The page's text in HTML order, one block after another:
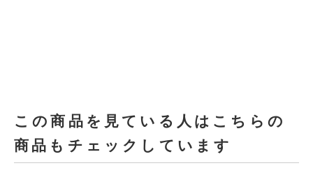
この商品を見ている人はこちらの
商品もチェックしています